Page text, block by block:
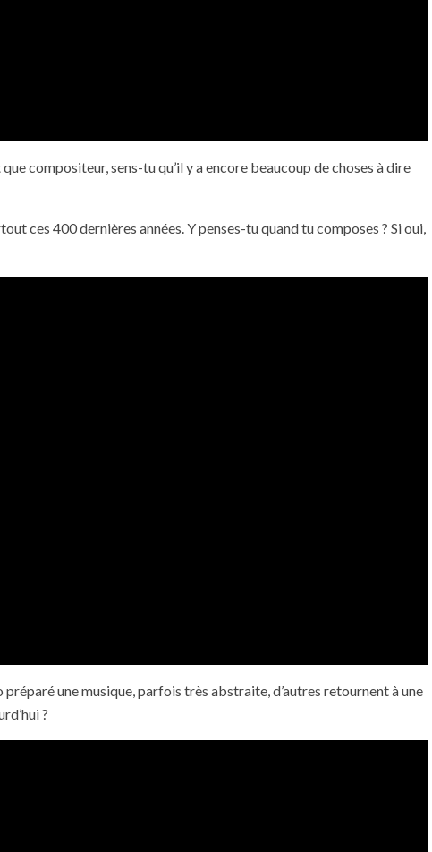
compositeur, sens-tu qu’il y a encore beaucoup de choses à dire
ces 400 dernières années. Y penses-tu quand tu composes ? Si oui,
une musique, parfois très abstraite, d’autres retournent à une
?